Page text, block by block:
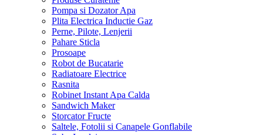
Pompa si Dozator Apa
Plita Electrica Inductie Gaz
Perne, Pilote, Lenjerii
Pahare Sticla
Prosoape
Robot de Bucatarie
Radiatoare Electrice
Rasnita
Robinet Instant Apa Calda
Sandwich Maker
Storcator Fructe
Saltele, Fotolii si Canapele Gonflabile